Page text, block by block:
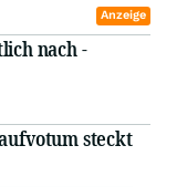
Anzeige
nach -
steckt